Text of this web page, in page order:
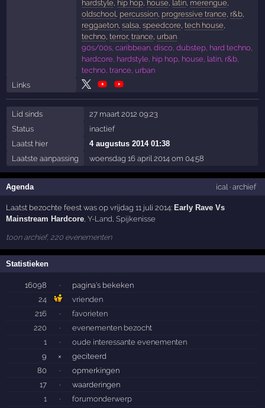
hardstyle, hip hop, house, latin, merengue,
oldschool, percussion, progressive trance, r&b,
reggaeton, salsa, speedcore, tech house,
techno, terror, trance, urban
90s/00s, caribbean, disco, dubstep, hard techno,
hardcore, hardstyle, hip hop, house, latin, r&b,
techno, trance, urban
Links
Lid sinds
27 maart 2012 09:23
Status
inactief
Laatst hier
4 augustus 2014 01:38
Laatste aanpassing
woensdag 16 april 2014 om 04:58
Agenda ical· archief
Laatst bezochte feest was op vrijdag 11 juli 2014:Early Rave Vs
Mainstream Hardcore ,Y-Land ,Spijkenisse
toon archief, 220 evenementen
Statistieken
16098 ·
pagina's bekeken
24
vrienden
216
·
favorieten
220
·
evenementen bezocht
1
·
oude interessante evenementen
9
×
geciteerd
80
·
opmerkingen
17
·
waarderingen
1
·
forumonderwerp